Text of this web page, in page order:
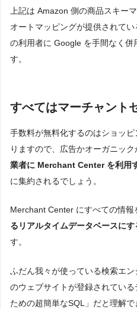
上記は Amazon 側の商品スキー
オートマッピングが提供されて
の利用者に Google を手間なく併
す。
すべてはマーチャント
手数料が無料化するのはショッ
りますので、広告かオーガニッ
業者に Merchant Center を利用
に集約されるでしょう。
Merchant Center にすべての情報
るリアルタイムデータベースにす
す。
ふだん我々が使っている検索エ
のウェブサイトが登録されてい
ための超簡単なSQL」だと理解